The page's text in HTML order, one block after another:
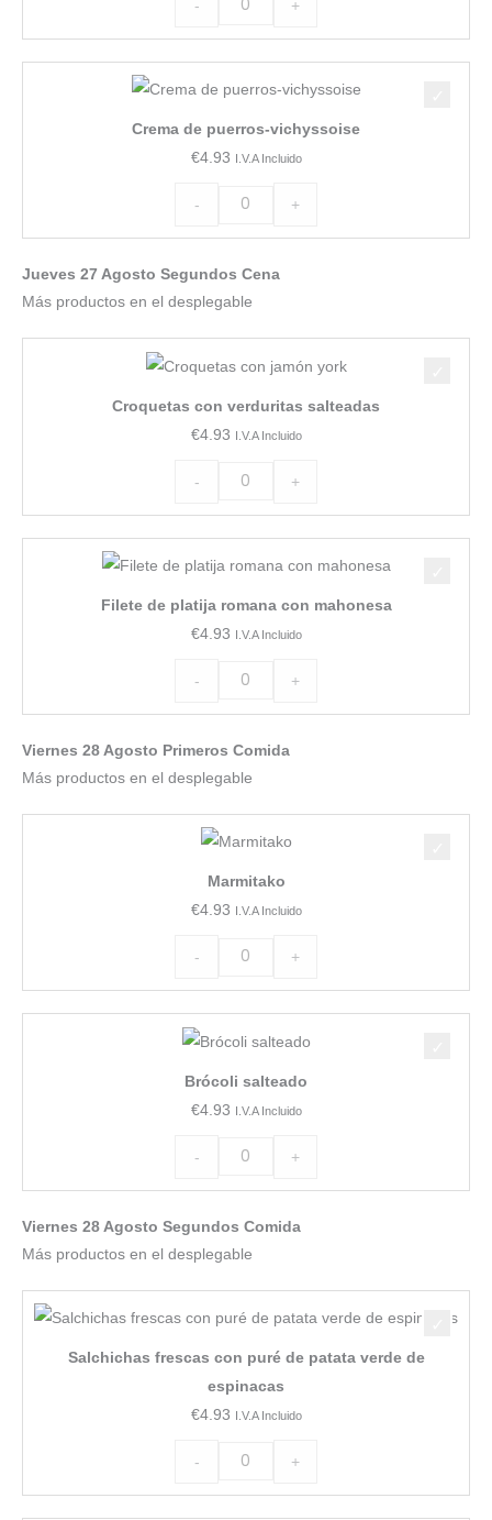
- +
Crema de puerros-vichyssoise
€4.93 I.V.A Incluido
-
puerros-
vichyssoise
+
Jueves 27 Agosto Segundos Cena
Más productos en el desplegable
Croquetas con verduritas salteadas
€4.93 I.V.A Incluido
-
verduritas
salteadas
+
Filete de platija romana con mahonesa
€4.93 I.V.A Incluido
-
platija
romana
+
Viernes 28 Agosto Primeros Comida
Más productos en el desplegable
Marmitako
€4.93 I.V.A Incluido
-
Marmitako
+
Brócoli salteado
€4.93 I.V.A Incluido
-
cantidad
+
Viernes 28 Agosto Segundos Comida
Más productos en el desplegable
Salchichas frescas con puré de patata verde de
espinacas
€4.93 I.V.A Incluido
-
con
puré
de
+